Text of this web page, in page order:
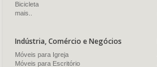
Bicicleta
mais..
Indústria, Comércio e Negócios
Móveis para Igreja
Móveis para Escritório